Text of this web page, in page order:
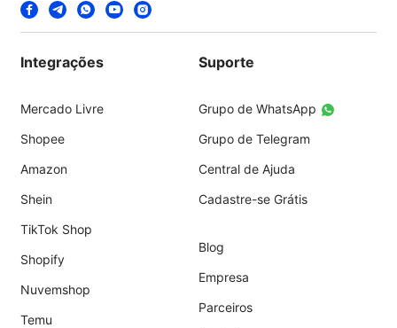
Integrações
Mercado Livre
Shopee
Amazon
Shein
TikTok Shop
Shopify
Nuvemshop
Temu
Suporte
Grupo de WhatsApp
Grupo de Telegram
Central de Ajuda
Cadastre-se Grátis
Blog
Empresa
Parceiros